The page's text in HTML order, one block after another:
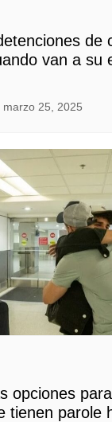
de
van a su
marzo 25, 2025
opciones
tienen parole